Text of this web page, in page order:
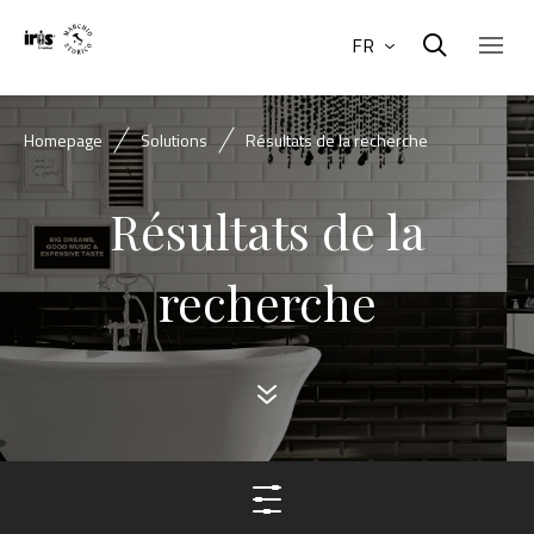
FR
Homepage Solutions Résultats de la recherche
Résultats de la
recherche